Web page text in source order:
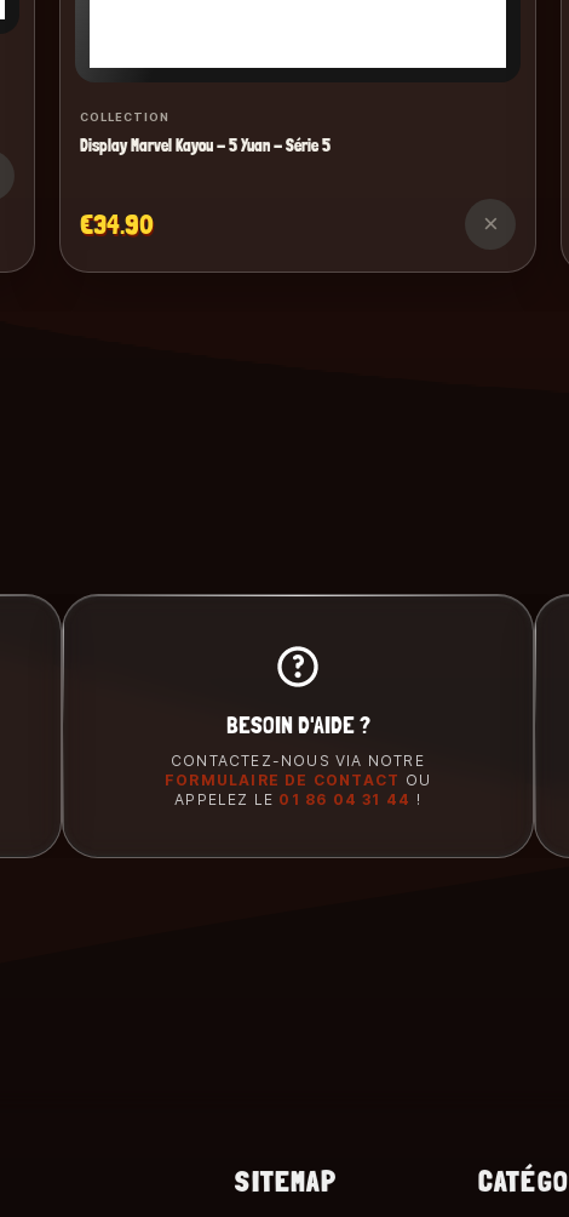
COLLECTION
Display Marvel Kayou - 5 Yuan - Série 5
€34.90 ×
BESOIN D'AIDE ?
CONTACTEZ-NOUS VIA NOTRE
FORMULAIRE DE CONTACT OU
APPELEZ LE 01 86 04 31 44 !
SITEMAP